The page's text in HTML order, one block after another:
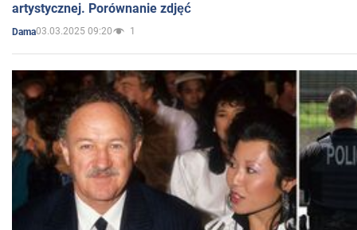
artystycznej. Porównanie zdjęć
Dama03.03.2025 09:20 1